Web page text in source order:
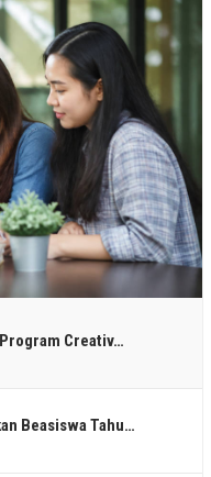
Creativ…
Beasiswa Tahu…